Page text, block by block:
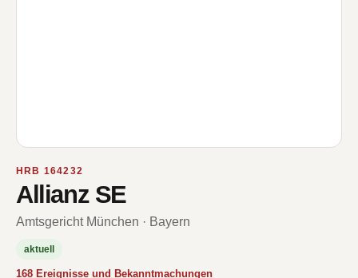
HRB 164232
Allianz SE
Amtsgericht München · Bayern
aktuell
168 Ereignisse und Bekanntmachungen